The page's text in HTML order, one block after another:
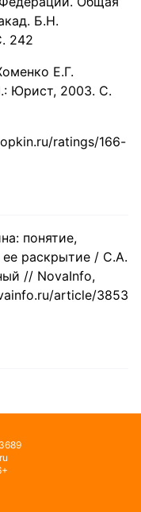
Б.Н.
242
Е.Г.
Юрист, 2003. С.
ratings/166-
понятие,
ее раскрытие / С.А.
// NovaInfo,
article/3853